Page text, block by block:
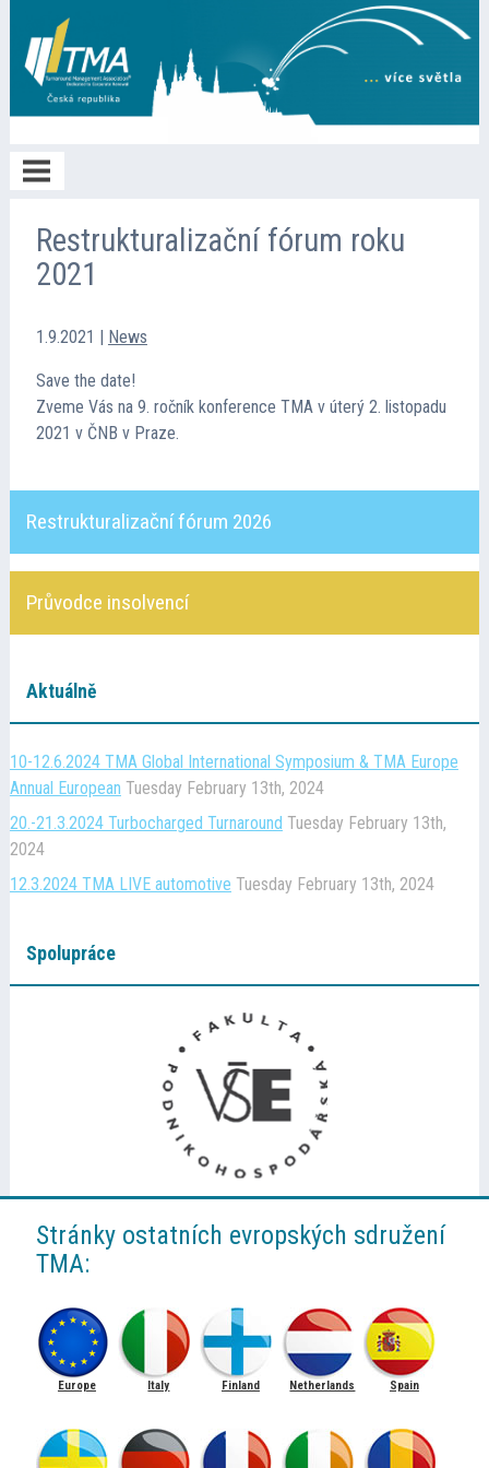
Home
Členství
Spolupráce
Kontakt
Restrukturalizační fórum roku
2021
1.9.2021 | News
Save the date!
Zveme Vás na 9. ročník konference TMA v úterý 2. listopadu
2021 v ČNB v Praze.
Restrukturalizační fórum 2026
Průvodce insolvencí
Aktuálně
10-12.6.2024 TMA Global International Symposium & TMA Europe
Annual European Tuesday February 13th, 2024
20.-21.3.2024 Turbocharged Turnaround Tuesday February 13th,
2024
12.3.2024 TMA LIVE automotive Tuesday February 13th, 2024
Spolupráce
Stránky ostatních evropských sdružení
TMA:
Europe Italy Finland Netherlands Spain